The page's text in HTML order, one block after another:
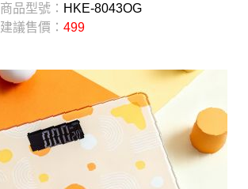
商品型號： HKE-8043OG
建議售價： 499